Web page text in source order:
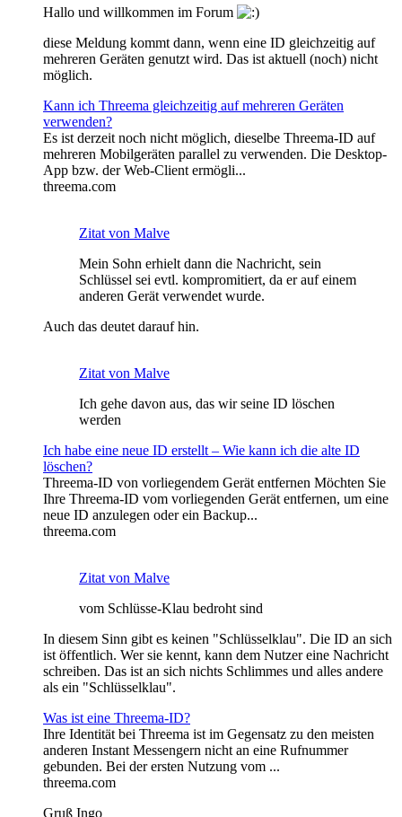
Hallo und willkommen im Forum
diese Meldung kommt dann, wenn eine ID gleichzeitig auf
mehreren Geräten genutzt wird. Das ist aktuell (noch) nicht
möglich.
Kann ich Threema gleichzeitig auf mehreren Geräten
verwenden?
Es ist derzeit noch nicht möglich, dieselbe Threema-ID auf
mehreren Mobilgeräten parallel zu verwenden. Die Desktop-
App bzw. der Web-Client ermögli...
threema.com
Zitat von Malve
Mein Sohn erhielt dann die Nachricht, sein
Schlüssel sei evtl. kompromitiert, da er auf einem
anderen Gerät verwendet wurde.
Auch das deutet darauf hin.
Zitat von Malve
Ich gehe davon aus, das wir seine ID löschen
werden
Ich habe eine neue ID erstellt – Wie kann ich die alte ID
löschen?
Threema-ID von vorliegendem Gerät entfernen Möchten Sie
Ihre Threema-ID vom vorliegenden Gerät entfernen, um eine
neue ID anzulegen oder ein Backup...
threema.com
Zitat von Malve
vom Schlüsse-Klau bedroht sind
In diesem Sinn gibt es keinen "Schlüsselklau". Die ID an sich
ist öffentlich. Wer sie kennt, kann dem Nutzer eine Nachricht
schreiben. Das ist an sich nichts Schlimmes und alles andere
als ein "Schlüsselklau".
Was ist eine Threema-ID?
Ihre Identität bei Threema ist im Gegensatz zu den meisten
anderen Instant Messengern nicht an eine Rufnummer
gebunden. Bei der ersten Nutzung vom ...
threema.com
Gruß Ingo